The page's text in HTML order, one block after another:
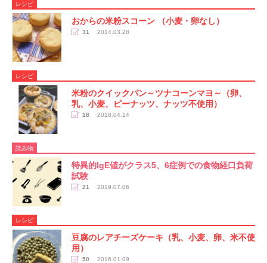
レシピ
おからの米粉スコーン （小麦・卵なし）
31 2014.03.28
レシピ
米粉のクイックパン～ツナコーンマヨ～（卵、
乳、小麦、ピーナッツ、ナッツ不使用）
18 2018.04.14
読み物
特異的IgE値がクラス5、6症例での食物経口負荷
試験
21 2019.07.06
レシピ
豆腐のレアチーズケーキ（乳、小麦、卵、米不使
用）
50 2016.01.09